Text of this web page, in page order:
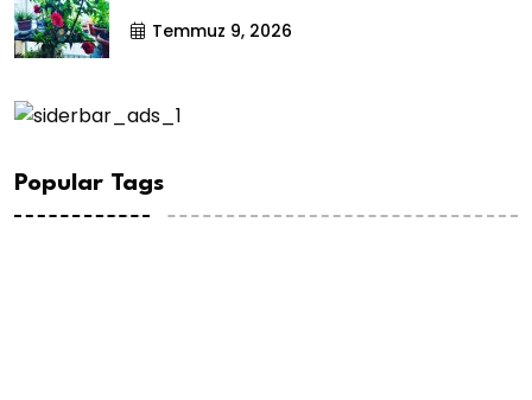
Temmuz 9, 2026
Popular Tags